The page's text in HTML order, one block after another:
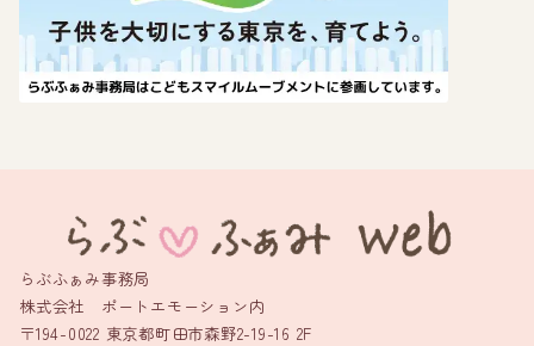
らぶふぁみ事務局
株式会社 ポートエモーション内
〒194-0022 東京都町田市森野2-19-16 2F